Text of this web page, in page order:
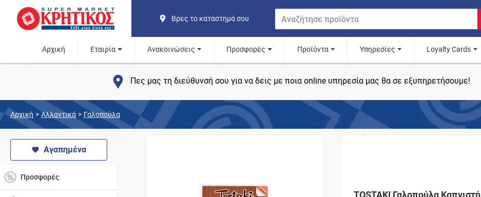
Βρες το κατάστημά σου
Αρχική Εταιρία Ανακοινώσεις Προσφορές Προϊόντα Υπηρεσίες Loyalty Cards
Πες μας τη διεύθυνσή σου για να δεις με ποια online υπηρεσία μας θα σε εξυπηρετήσουμε!
Αρχική > Αλλαντικά > Γαλοπούλα
Αγαπημένα
Προσφορές
TOSTAKI Γαλοπούλα Καπνιστή